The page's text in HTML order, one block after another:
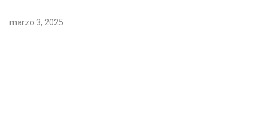
marzo 3, 2025